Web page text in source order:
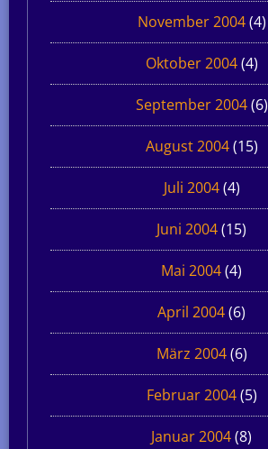
November 2004(4)
Oktober 2004(4)
September 2004(6)
August 2004(15)
Juli 2004(4)
Juni 2004(15)
Mai 2004(4)
April 2004(6)
März 2004(6)
Februar 2004(5)
Januar 2004(8)